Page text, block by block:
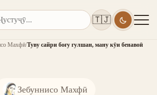
🇹🇯
Махфӣ/Туву сайри боғу гулшан, ману кӯи бенавоӣ
Зебуннисо Махфӣ